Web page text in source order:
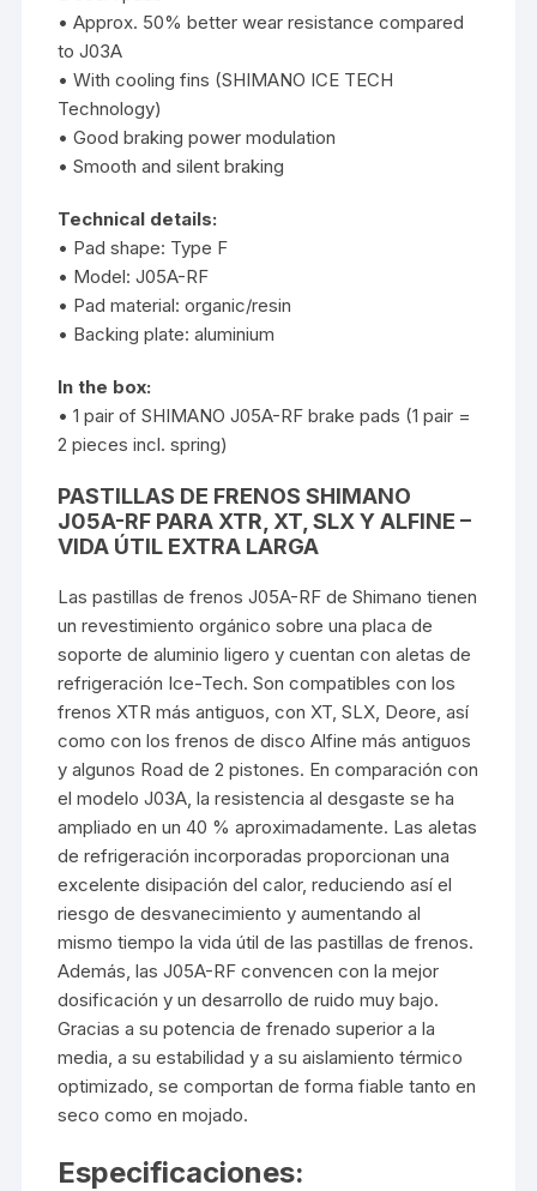
• Approx. 50% better wear resistance compared
to J03A
• With cooling fins (SHIMANO ICE TECH
Technology)
• Good braking power modulation
• Smooth and silent braking
Technical details:
• Pad shape: Type F
• Model: J05A-RF
• Pad material: organic/resin
• Backing plate: aluminium
In the box:
• 1 pair of SHIMANO J05A-RF brake pads (1 pair =
2 pieces incl. spring)
PASTILLAS DE FRENOS SHIMANO
J05A-RF PARA XTR, XT, SLX Y ALFINE –
VIDA ÚTIL EXTRA LARGA
Las pastillas de frenos J05A-RF de Shimano tienen
un revestimiento orgánico sobre una placa de
soporte de aluminio ligero y cuentan con aletas de
refrigeración Ice-Tech. Son compatibles con los
frenos XTR más antiguos, con XT, SLX, Deore, así
como con los frenos de disco Alfine más antiguos
y algunos Road de 2 pistones. En comparación con
el modelo J03A, la resistencia al desgaste se ha
ampliado en un 40 % aproximadamente. Las aletas
de refrigeración incorporadas proporcionan una
excelente disipación del calor, reduciendo así el
riesgo de desvanecimiento y aumentando al
mismo tiempo la vida útil de las pastillas de frenos.
Además, las J05A-RF convencen con la mejor
dosificación y un desarrollo de ruido muy bajo.
Gracias a su potencia de frenado superior a la
media, a su estabilidad y a su aislamiento térmico
optimizado, se comportan de forma fiable tanto en
seco como en mojado.
Especificaciones: